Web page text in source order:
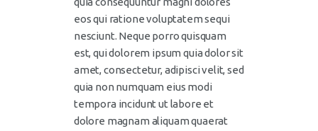
eos qui ratione voluptatem sequi
nesciunt. Neque porro quisquam
est, qui dolorem ipsum quia dolor sit
amet, consectetur, adipisci velit, sed
quia non numquam eius modi
tempora incidunt ut labore et
dolore magnam aliquam quaerat